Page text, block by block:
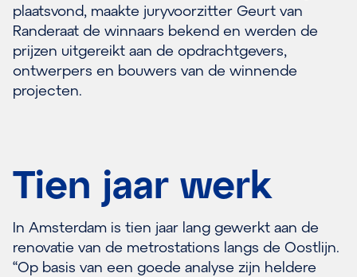
plaatsvond, maakte juryvoorzitter Geurt van
Randeraat de winnaars bekend en werden de
prijzen uitgereikt aan de opdrachtgevers,
ontwerpers en bouwers van de winnende
projecten.
Tien jaar werk
In Amsterdam is tien jaar lang gewerkt aan de
renovatie van de metrostations langs de Oostlijn.
“Op basis van een goede analyse zijn heldere